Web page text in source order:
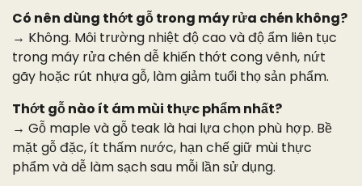
Có nên dùng thớt gỗ trong máy rửa chén không?
→ Không. Môi trường nhiệt độ cao và độ ẩm liên tục
trong máy rửa chén dễ khiến thớt cong vênh, nứt
gãy hoặc rút nhựa gỗ, làm giảm tuổi thọ sản phẩm.
Thớt gỗ nào ít ám mùi thực phẩm nhất?
→ Gỗ maple và gỗ teak là hai lựa chọn phù hợp. Bề
mặt gỗ đặc, ít thấm nước, hạn chế giữ mùi thực
phẩm và dễ làm sạch sau mỗi lần sử dụng.